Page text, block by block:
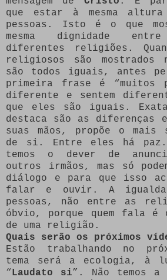
que estar à mesma
pessoas. Isto é o que
mesma dignidade
diferentes religiões.
religiosos são
são todos iguais, antes
primeira frase é “muitos
diferente e sentem
que eles são iguais.
destaca são as diferenças
suas mãos, propõe o mais
de si. Entre eles há
temos o dever de
outros irmãos, mas só
diálogo e para que isso
falar e ouvir. A
pessoas, não entre as
óbvio, porque quem fala é
de uma religião.
Quais serão os próximos
Estão trabalhando no
tema será a ecologia, à
“Laudato si”. Não temos a